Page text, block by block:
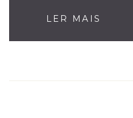
LER MAIS